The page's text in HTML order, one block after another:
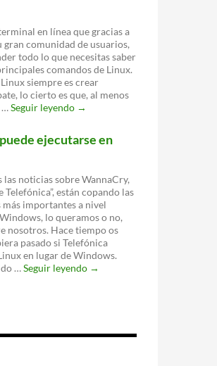
en línea que gracias a
gran comunidad de usuarios,
todo lo que necesitas saber
comandos de Linux.
siempre es crear
lo cierto es que, al menos
…Seguir leyendo Webminal:
línea
comandos
para
la
terminal
de
Linux
→
ejecutarse en
las noticias sobre WannaCry,
Telefónica”, están copando las
importantes a nivel
lo queramos o no,
nosotros. Hace tiempo os
pasado si Telefónica
en lugar de Windows.
…Seguir leyendo WannaCry
→